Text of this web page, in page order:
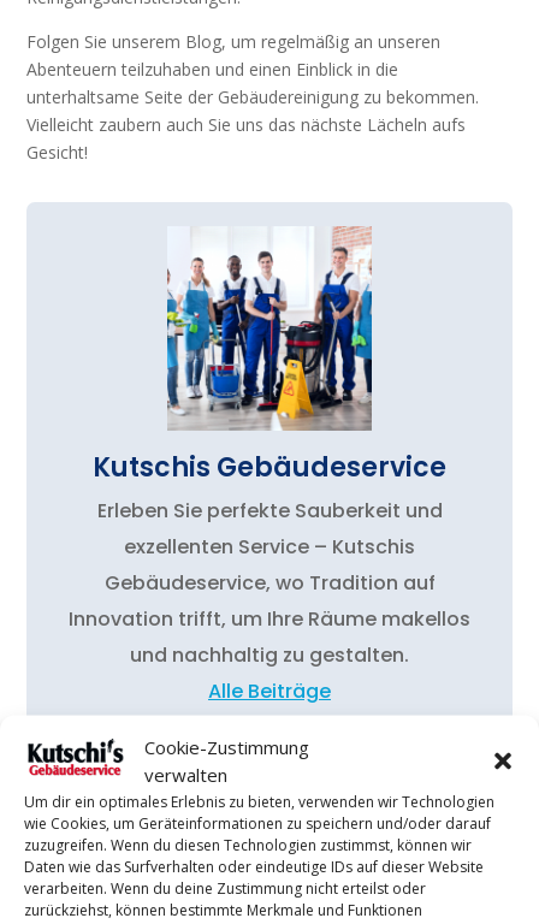
Cookie-Zustimmung
verwalten
Um dir ein optimales Erlebnis zu bieten, verwenden wir Technologien
wie Cookies, um Geräteinformationen zu speichern und/oder darauf
zuzugreifen. Wenn du diesen Technologien zustimmst, können wir
Daten wie das Surfverhalten oder eindeutige IDs auf dieser Website
verarbeiten. Wenn du deine Zustimmung nicht erteilst oder
zurückziehst, können bestimmte Merkmale und Funktionen
Folgen Sie unserem Blog, um regelmäßig an unseren
Abenteuern teilzuhaben und einen Einblick in die
unterhaltsame Seite der Gebäudereinigung zu bekommen.
Vielleicht zaubern auch Sie uns das nächste Lächeln aufs
Gesicht!
Kutschis Gebäudeservice
Erleben Sie perfekte Sauberkeit und
exzellenten Service – Kutschis
Gebäudeservice, wo Tradition auf
Innovation trifft, um Ihre Räume makellos
und nachhaltig zu gestalten.
Alle Beiträge
0 Kommentare
Einen Kommentar abschicken
Du musstangemeldetsein, um einen Kommentar abzugeben.